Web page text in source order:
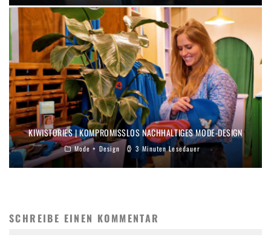
KIWISTORIES | KOMPROMISSLOS NACHHALTIGES MODE-DESIGN
Mode + Design 3 Minuten Lesedauer
SCHREIBE EINEN KOMMENTAR